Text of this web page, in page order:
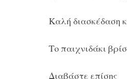
Καλή διασκέδαση
Το παιχνιδάκι
Διαβάστε επίσης